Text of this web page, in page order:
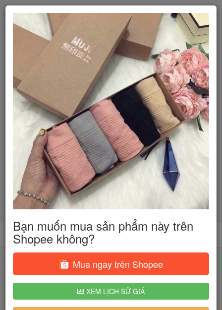
Tìm kiếm
Bạn muốn mua sản phẩm này trên
Shopee không?
Mua ngay trên Shopee
XEM LỊCH SỬ GIÁ